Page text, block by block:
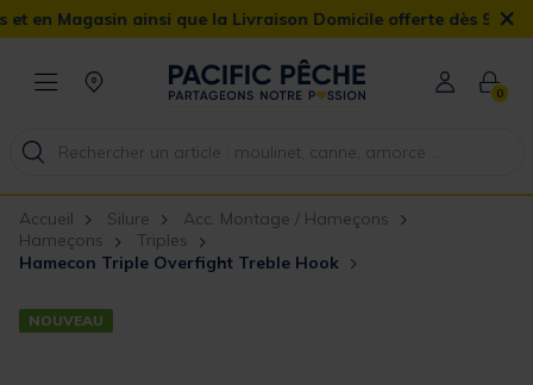
Magasin ainsi que la Livraison Domicile offerte dès 90€ ×
0
Accueil Silure
Acc. Montage / Hameçons
Hameçons
Triples
Hamecon Triple Overfight Treble Hook
NOUVEAU